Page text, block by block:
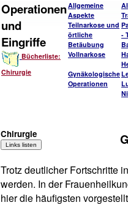
Operationen
und
Eingriffe
Bücherliste:
Chirurgie
Allgemeine
Aspekte
Teilnarkose und
örtliche
Betäubung
Vollnarkose
Gynäkologische
Operationen
-
Chirurgie
Trotz deutlicher Fortschritte
werden. In der
hier die häufigsten